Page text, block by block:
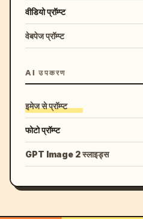
वीडियो प्रॉम्प्ट
वेबपेज प्रॉम्प्ट
AI उपकरण
इमेज से प्रॉम्प्ट
फोटो प्रॉम्प्ट
GPT Image 2 स्लाइड्स